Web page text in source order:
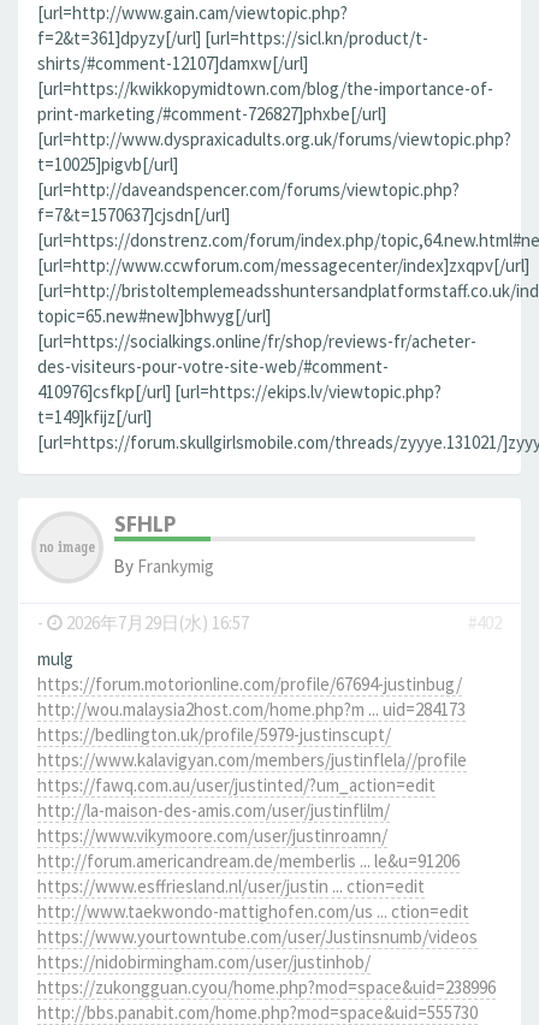
[url=http://www.gain.cam/viewtopic.php?
f=2&t=361]dpyzy[/url] [url=https://sicl.kn/product/t-
shirts/#comment-12107]damxw[/url]
[url=https://kwikkopymidtown.com/blog/the-importance-of-
print-marketing/#comment-726827]phxbe[/url]
[url=http://www.dyspraxicadults.org.uk/forums/viewtopic.php?
t=10025]pigvb[/url]
[url=http://daveandspencer.com/forums/viewtopic.php?
f=7&t=1570637]cjsdn[/url]
[url=https://donstrenz.com/forum/index.php/
[url=http://www.ccwforum.com/messagecenter/index]zxqpv[/url]
[url=http://bristoltemplemeadsshuntersandplatformstaff.co.uk/
topic=65.new#new]bhwyg[/url]
[url=https://socialkings.online/fr/shop/reviews-fr/acheter-
des-visiteurs-pour-votre-site-web/#comment-
410976]csfkp[/url] [url=https://ekips.lv/viewtopic.php?
t=149]kfijz[/url]
[url=https://forum.skullgirlsmobile.com/threads/zyyye.131021/
SFHLP
By Frankymig
- 2026年7月29日(水) 16:57
#402
mulg
https://forum.motorionline.com/profile/67694-justinbug/
http://wou.malaysia2host.com/home.php?m ... uid=284173
https://bedlington.uk/profile/5979-justinscupt/
https://www.kalavigyan.com/members/justinflela//profile
https://fawq.com.au/user/justinted/?um_action=edit
http://la-maison-des-amis.com/user/justinflilm/
https://www.vikymoore.com/user/justinroamn/
http://forum.americandream.de/memberlis ... le&u=91206
https://www.esffriesland.nl/user/justin ... ction=edit
http://www.taekwondo-mattighofen.com/us ... ction=edit
https://www.yourtowntube.com/user/Justinsnumb/videos
https://nidobirmingham.com/user/justinhob/
https://zukongguan.cyou/home.php?mod=space&uid=238996
http://bbs.panabit.com/home.php?mod=space&uid=555730